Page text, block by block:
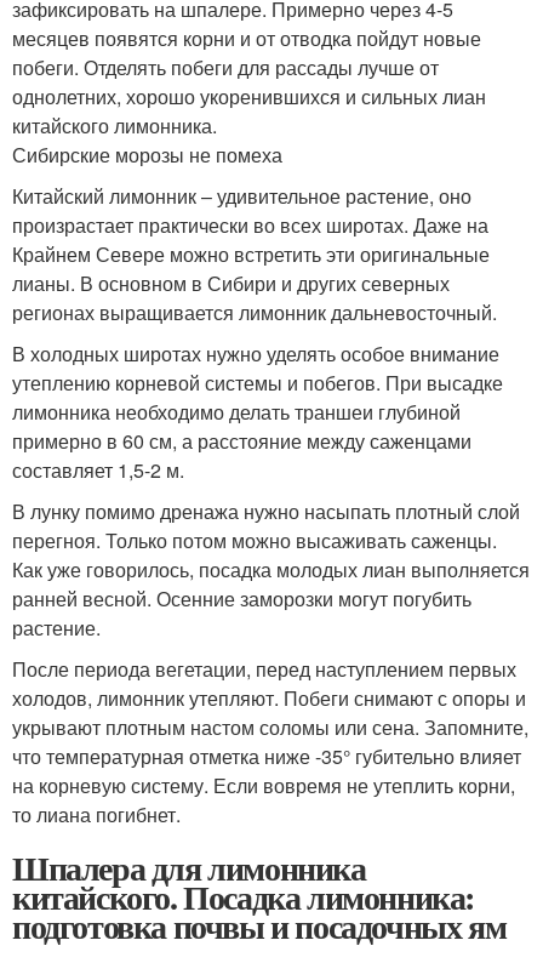
зафиксировать на шпалере. Примерно через 4-5
месяцев появятся корни и от отводка пойдут новые
побеги. Отделять побеги для рассады лучше от
однолетних, хорошо укоренившихся и сильных лиан
китайского лимонника.
Сибирские морозы не помеха
Китайский лимонник – удивительное растение, оно
произрастает практически во всех широтах. Даже на
Крайнем Севере можно встретить эти оригинальные
лианы. В основном в Сибири и других северных
регионах выращивается лимонник дальневосточный.
В холодных широтах нужно уделять особое внимание
утеплению корневой системы и побегов. При высадке
лимонника необходимо делать траншеи глубиной
примерно в 60 см, а расстояние между саженцами
составляет 1,5-2 м.
В лунку помимо дренажа нужно насыпать плотный слой
перегноя. Только потом можно высаживать саженцы.
Как уже говорилось, посадка молодых лиан выполняется
ранней весной. Осенние заморозки могут погубить
растение.
После периода вегетации, перед наступлением первых
холодов, лимонник утепляют. Побеги снимают с опоры и
укрывают плотным настом соломы или сена. Запомните,
что температурная отметка ниже -35° губительно влияет
на корневую систему. Если вовремя не утеплить корни,
то лиана погибнет.
Шпалера для лимонника
китайского. Посадка лимонника:
подготовка почвы и посадочных ям